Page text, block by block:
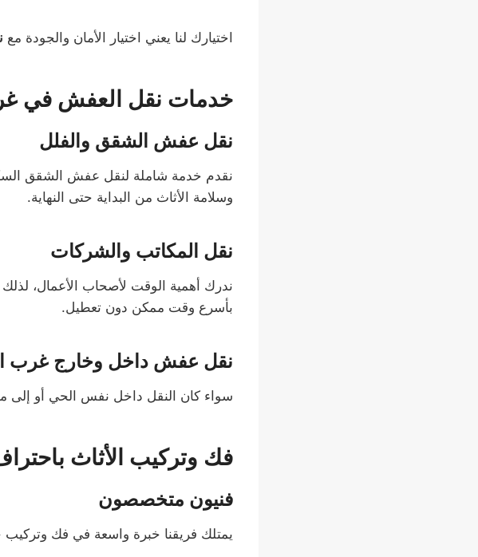
اختيارك لنا يعني اختيار الأمان والجودة مع
خدمات نقل العفش في
نقل عفش الشقق والفلل
نقدم خدمة شاملة لنقل عفش الشقق
وسلامة الأثاث من البداية حتى النهاية.
نقل المكاتب والشركات
ندرك أهمية الوقت لأصحاب الأعمال،
بأسرع وقت ممكن دون تعطيل.
نقل عفش داخل وخارج غرب
سواء كان النقل داخل نفس الحي أو إلى
فك وتركيب الأثاث
فنيون متخصصون
يمتلك فريقنا خبرة واسعة في فك وتركيب